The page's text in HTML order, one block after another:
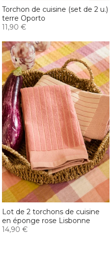
Torchon de cuisine (set de 2 u.)
terre Oporto
11,90 €
Lot de 2 torchons de cuisine
en éponge rose Lisbonne
14,90 €